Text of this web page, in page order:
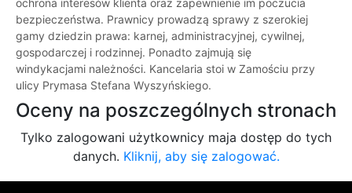
ochrona interesów klienta oraz zapewnienie im poczucia
bezpieczeństwa. Prawnicy prowadzą sprawy z szerokiej
gamy dziedzin prawa: karnej, administracyjnej, cywilnej,
gospodarczej i rodzinnej. Ponadto zajmują się
windykacjami należności. Kancelaria stoi w Zamościu przy
ulicy Prymasa Stefana Wyszyńskiego.
Oceny na poszczególnych stronach
Tylko zalogowani użytkownicy maja dostęp do tych
danych. Kliknij, aby się zalogować.